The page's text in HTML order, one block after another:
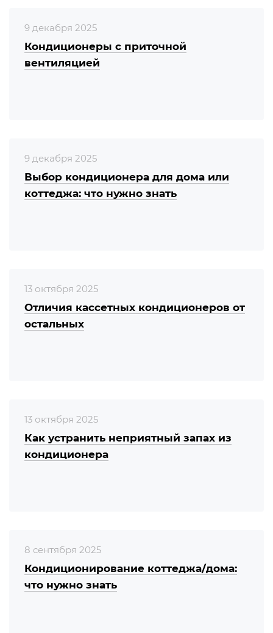
9 декабря 2025
Кондиционеры с приточной
вентиляцией
9 декабря 2025
Выбор кондиционера для дома или
коттеджа: что нужно знать
13 октября 2025
Отличия кассетных кондиционеров от
остальных
13 октября 2025
Как устранить неприятный запах из
кондиционера
8 сентября 2025
Кондиционирование коттеджа/дома:
что нужно знать